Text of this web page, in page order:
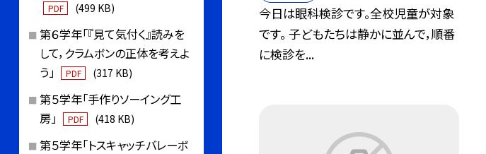
今日は眼科検診です。全校児童が対象
です。 子どもたちは静かに並んで，順番
に検診を...
PDF (499 KB)
第６学年「『見て気付く』読みを
して，クラムボンの正体を考えよ
う」
PDF (317 KB)
第５学年「手作りソーイング工
房」
PDF (418 KB)
第５学年「トスキャッチバレーボ